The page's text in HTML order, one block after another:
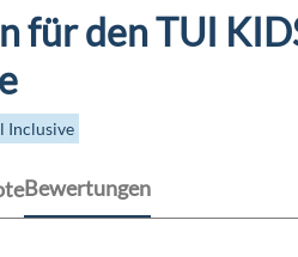
für den TUI
Inclusive
Bewertungen